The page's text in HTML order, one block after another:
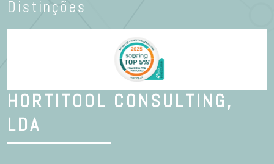
Distinções
HORTITOOL CONSULTING,
LDA